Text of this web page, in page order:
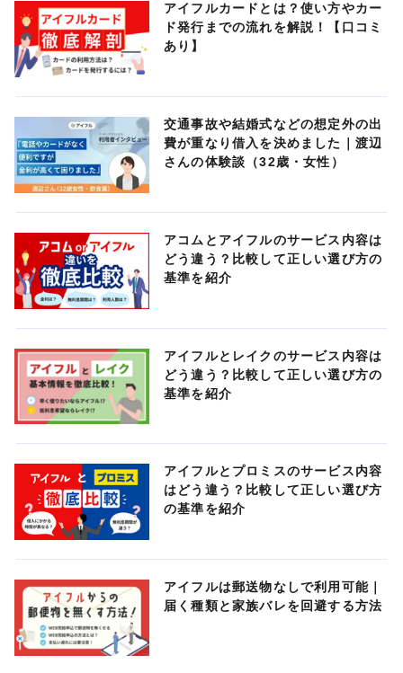
アイフルカードとは？使い方やカー
ド発行までの流れを解説！【口コミ
あり】
交通事故や結婚式などの想定外の出
費が重なり借入を決めました｜渡辺
さんの体験談（32歳・女性）
アコムとアイフルのサービス内容は
どう違う？比較して正しい選び方の
基準を紹介
アイフルとレイクのサービス内容は
どう違う？比較して正しい選び方の
基準を紹介
アイフルとプロミスのサービス内容
はどう違う？比較して正しい選び方
の基準を紹介
アイフルは郵送物なしで利用可能｜
届く種類と家族バレを回避する方法